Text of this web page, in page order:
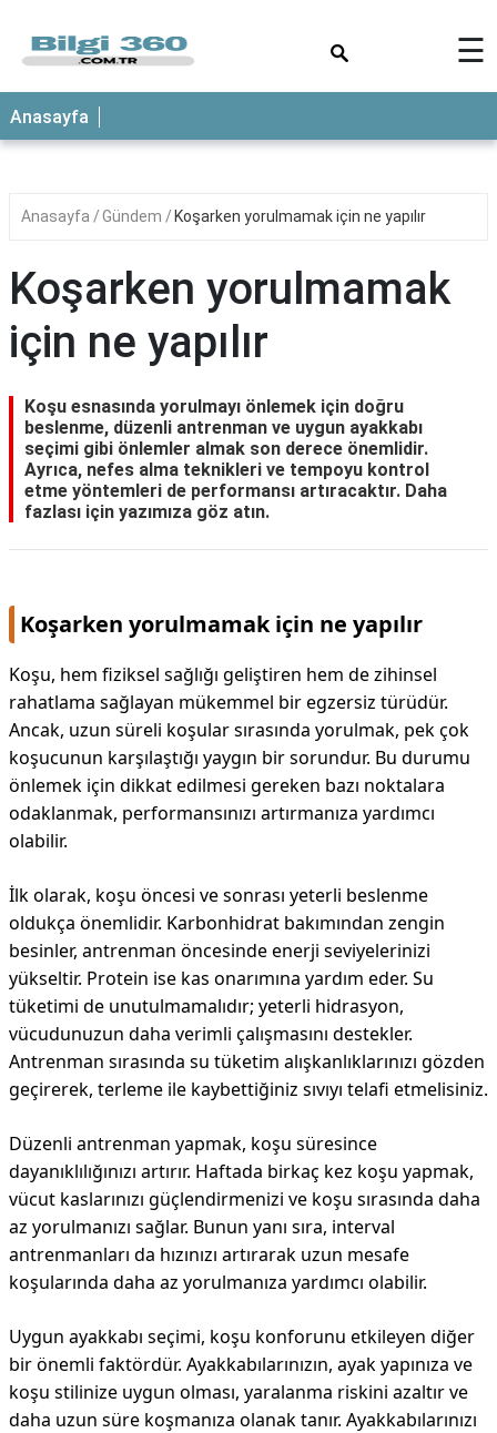
ANASAYFA
☰
Anasayfa
Anasayfa Gündem Koşarken yorulmamak için ne yapılır
Koşarken yorulmamak
için ne yapılır
Koşu esnasında yorulmayı önlemek için doğru
beslenme, düzenli antrenman ve uygun ayakkabı
seçimi gibi önlemler almak son derece önemlidir.
Ayrıca, nefes alma teknikleri ve tempoyu kontrol
etme yöntemleri de performansı artıracaktır. Daha
fazlası için yazımıza göz atın.
Koşarken yorulmamak için ne yapılır
Koşu, hem fiziksel sağlığı geliştiren hem de zihinsel
rahatlama sağlayan mükemmel bir egzersiz türüdür.
Ancak, uzun süreli koşular sırasında yorulmak, pek çok
koşucunun karşılaştığı yaygın bir sorundur. Bu durumu
önlemek için dikkat edilmesi gereken bazı noktalara
odaklanmak, performansınızı artırmanıza yardımcı
olabilir.
İlk olarak, koşu öncesi ve sonrası yeterli beslenme
oldukça önemlidir. Karbonhidrat bakımından zengin
besinler, antrenman öncesinde enerji seviyelerinizi
yükseltir. Protein ise kas onarımına yardım eder. Su
tüketimi de unutulmamalıdır; yeterli hidrasyon,
vücudunuzun daha verimli çalışmasını destekler.
Antrenman sırasında su tüketim alışkanlıklarınızı gözden
geçirerek, terleme ile kaybettiğiniz sıvıyı telafi etmelisiniz.
Düzenli antrenman yapmak, koşu süresince
dayanıklılığınızı artırır. Haftada birkaç kez koşu yapmak,
vücut kaslarınızı güçlendirmenizi ve koşu sırasında daha
az yorulmanızı sağlar. Bunun yanı sıra, interval
antrenmanları da hızınızı artırarak uzun mesafe
koşularında daha az yorulmanıza yardımcı olabilir.
Uygun ayakkabı seçimi, koşu konforunu etkileyen diğer
bir önemli faktördür. Ayakkabılarınızın, ayak yapınıza ve
koşu stilinize uygun olması, yaralanma riskini azaltır ve
daha uzun süre koşmanıza olanak tanır. Ayakkabılarınızı